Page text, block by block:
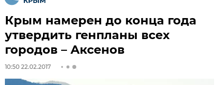
Крым намерен до конца года
утвердить генпланы всех
городов – Аксенов
10:50 22.02.2017